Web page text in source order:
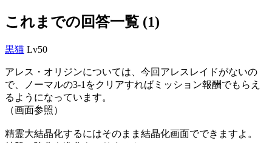
これまでの回答一覧 (1)
黒猫 Lv50
アレス・オリジンについては、今回アレスレイドがないの
で、ノーマルの3-1をクリアすればミッション報酬でもらえ
るようになっています。
（画面参照）
精霊大結晶化するにはそのまま結晶化画面でできますよ。